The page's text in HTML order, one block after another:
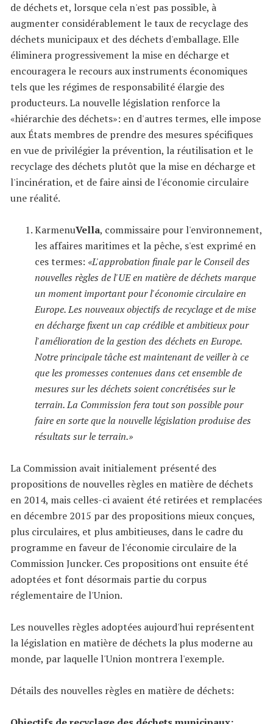
de déchets et, lorsque cela n'est pas possible, à
augmenter considérablement le taux de recyclage des
déchets municipaux et des déchets d'emballage. Elle
éliminera progressivement la mise en décharge et
encouragera le recours aux instruments économiques
tels que les régimes de responsabilité élargie des
producteurs. La nouvelle législation renforce la
«hiérarchie des déchets»: en d'autres termes, elle impose
aux États membres de prendre des mesures spécifiques
en vue de privilégier la prévention, la réutilisation et le
recyclage des déchets plutôt que la mise en décharge et
l'incinération, et de faire ainsi de l'économie circulaire
une réalité.
KarmenuVella, commissaire pour l'environnement,
les affaires maritimes et la pêche, s'est exprimé en
ces termes: «L'approbation finale par le Conseil des
nouvelles règles de l'UE en matière de déchets marque
un moment important pour l'économie circulaire en
Europe. Les nouveaux objectifs de recyclage et de mise
en décharge fixent un cap crédible et ambitieux pour
l'amélioration de la gestion des déchets en Europe.
Notre principale tâche est maintenant de veiller à ce
que les promesses contenues dans cet ensemble de
mesures sur les déchets soient concrétisées sur le
terrain. La Commission fera tout son possible pour
faire en sorte que la nouvelle législation produise des
résultats sur le terrain.»
La Commission avait initialement présenté des
propositions de nouvelles règles en matière de déchets
en 2014, mais celles-ci avaient été retirées et remplacées
en décembre 2015 par des propositions mieux conçues,
plus circulaires, et plus ambitieuses, dans le cadre du
programme en faveur de l'économie circulaire de la
Commission Juncker. Ces propositions ont ensuite été
adoptées et font désormais partie du corpus
réglementaire de l'Union.
Les nouvelles règles adoptées aujourd'hui représentent
la législation en matière de déchets la plus moderne au
monde, par laquelle l'Union montrera l'exemple.
Détails des nouvelles règles en matière de déchets: